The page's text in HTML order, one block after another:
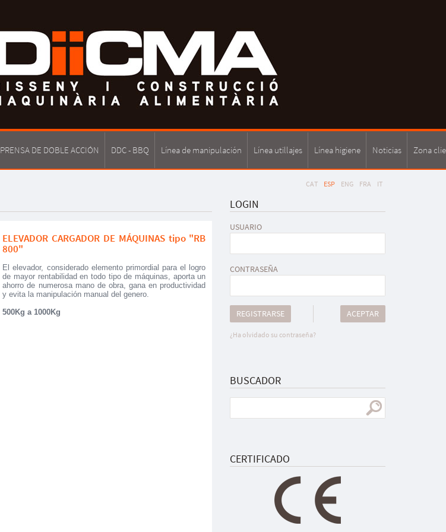
PRENSA DE DOBLE ACCIÓN DDC - BBQ Línea de manipulación Línea utillajes Línea higiene Noticias Zona
CAT ESP ENG FRA IT
LOGIN
USUARIO
CONTRASEÑA
ACEPTAR
REGISTRARSE
¿Ha olvidado su contraseña?
BUSCADOR
CERTIFICADO
ELEVADOR CARGADOR DE MÁQUINAS tipo "RB
800"
El elevador, considerado elemento primordial para el logro
de mayor rentabilidad en todo tipo de máquinas, aporta un
ahorro de numerosa mano de obra, gana en productividad
y evita la manipulación manual del genero.
500Kg a 1000Kg